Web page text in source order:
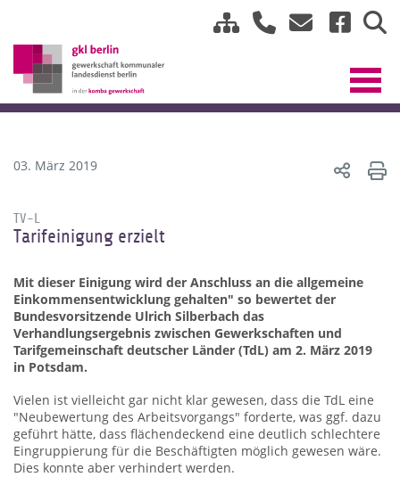
03. März 2019
TV-L
Tarifeinigung erzielt
Mit dieser Einigung wird der Anschluss an die allgemeine
Einkommensentwicklung gehalten" so bewertet der
Bundesvorsitzende Ulrich Silberbach das
Verhandlungsergebnis zwischen Gewerkschaften und
Tarifgemeinschaft deutscher Länder (TdL) am 2. März 2019
in Potsdam.
Vielen ist vielleicht gar nicht klar gewesen, dass die TdL eine
"Neubewertung des Arbeitsvorgangs" forderte, was ggf. dazu
geführt hätte, dass flächendeckend eine deutlich schlechtere
Eingruppierung für die Beschäftigten möglich gewesen wäre.
Dies konnte aber verhindert werden.